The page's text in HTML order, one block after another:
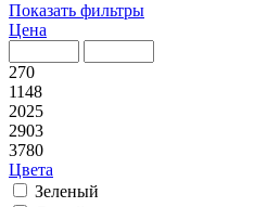
Показать фильтры
Цена
270
1148
2025
2903
3780
Цвета
Зеленый